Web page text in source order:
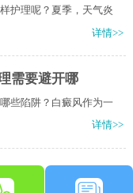
护理呢？夏季，天气炎
详情>>
需要避开哪
些陷阱？白癜风作为一
详情>>